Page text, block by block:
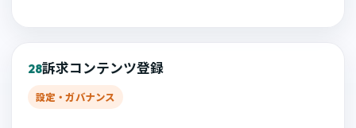
28訴求コンテンツ登録
設定・ガバナンス